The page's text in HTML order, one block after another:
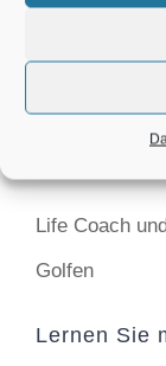
Diplomierte
Life Coach
Golfen
Lernen Sie